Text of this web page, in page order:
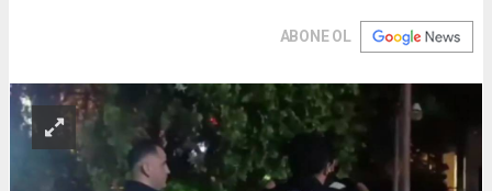
ABONE OL